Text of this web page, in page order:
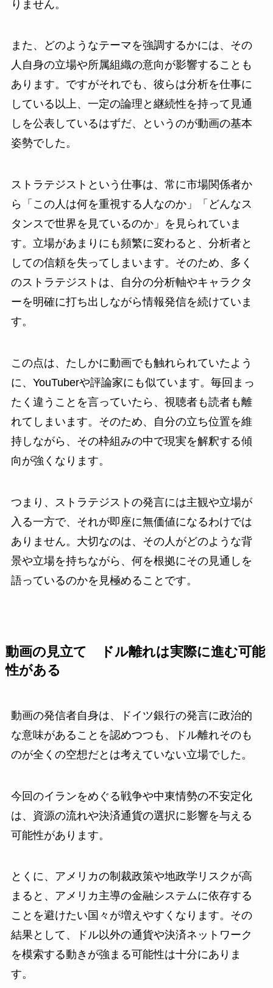
りません。
また、どのようなテーマを強調するかには、その
人自身の立場や所属組織の意向が影響することも
あります。ですがそれでも、彼らは分析を仕事に
している以上、一定の論理と継続性を持って見通
しを公表しているはずだ、というのが動画の基本
姿勢でした。
ストラテジストという仕事は、常に市場関係者か
ら「この人は何を重視する人なのか」「どんなス
タンスで世界を見ているのか」を見られていま
す。立場があまりにも頻繁に変わると、分析者と
しての信頼を失ってしまいます。そのため、多く
のストラテジストは、自分の分析軸やキャラクタ
ーを明確に打ち出しながら情報発信を続けていま
す。
この点は、たしかに動画でも触れられていたよう
に、YouTuberや評論家にも似ています。毎回まっ
たく違うことを言っていたら、視聴者も読者も離
れてしまいます。そのため、自分の立ち位置を維
持しながら、その枠組みの中で現実を解釈する傾
向が強くなります。
つまり、ストラテジストの発言には主観や立場が
入る一方で、それが即座に無価値になるわけでは
ありません。大切なのは、その人がどのような背
景や立場を持ちながら、何を根拠にその見通しを
語っているのかを見極めることです。
動画の見立て ドル離れは実際に進む可能
性がある
動画の発信者自身は、ドイツ銀行の発言に政治的
な意味があることを認めつつも、ドル離れそのも
のが全くの空想だとは考えていない立場でした。
今回のイランをめぐる戦争や中東情勢の不安定化
は、資源の流れや決済通貨の選択に影響を与える
可能性があります。
とくに、アメリカの制裁政策や地政学リスクが高
まると、アメリカ主導の金融システムに依存する
ことを避けたい国々が増えやすくなります。その
結果として、ドル以外の通貨や決済ネットワーク
を模索する動きが強まる可能性は十分にありま
す。